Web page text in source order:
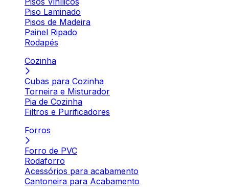
Piso Laminado
Pisos de Madeira
Painel Ripado
Rodapés
Cozinha
Cubas para Cozinha
Torneira e Misturador
Pia de Cozinha
Filtros e Purificadores
Forros
Forro de PVC
Rodaforro
Acessórios para acabamento
Cantoneira para Acabamento